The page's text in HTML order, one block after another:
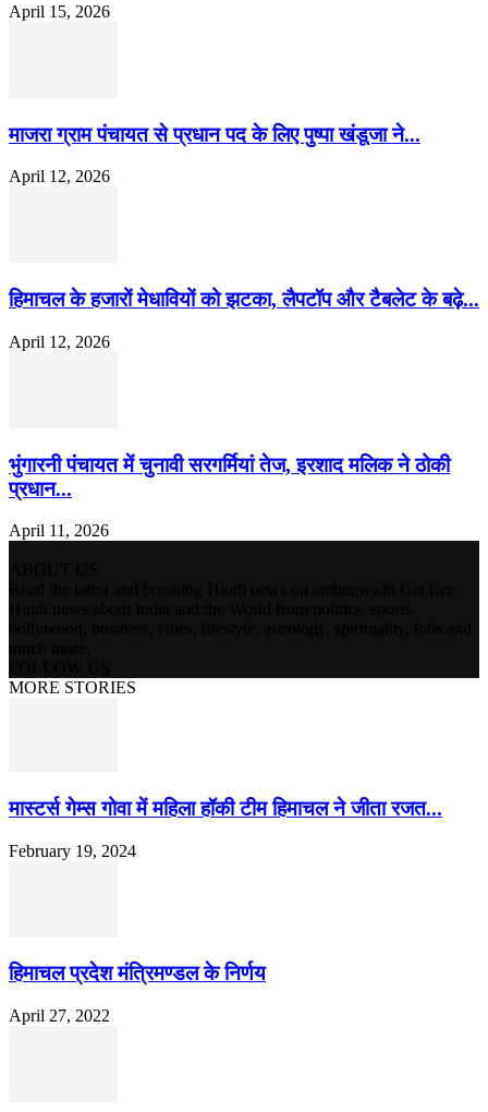
April 15, 2026
माजरा ग्राम पंचायत से प्रधान पद के लिए पुष्पा खंडूजा ने...
April 12, 2026
हिमाचल के हजारों मेधावियों को झटका, लैपटॉप और टैबलेट के बढ़े...
April 12, 2026
भुंगारनी पंचायत में चुनावी सरगर्मियां तेज, इरशाद मलिक ने ठोकी
प्रधान...
April 11, 2026
MORE STORIES
मास्टर्स गेम्स गोवा में महिला हॉकी टीम हिमाचल ने जीता रजत...
February 19, 2024
हिमाचल प्रदेश मंत्रिमण्डल के निर्णय
April 27, 2022